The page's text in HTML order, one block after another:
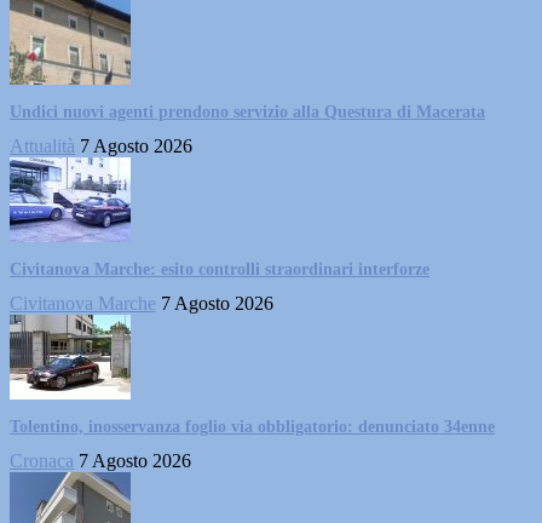
Undici nuovi agenti prendono servizio alla Questura di Macerata
Attualità 7 Agosto 2026
Civitanova Marche: esito controlli straordinari interforze
Civitanova Marche 7 Agosto 2026
Tolentino, inosservanza foglio via obbligatorio: denunciato 34enne
Cronaca 7 Agosto 2026